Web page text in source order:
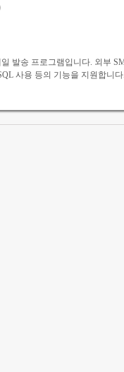
발송 프로그램입니다. 외부
사용 등의 기능을 지원합니다.